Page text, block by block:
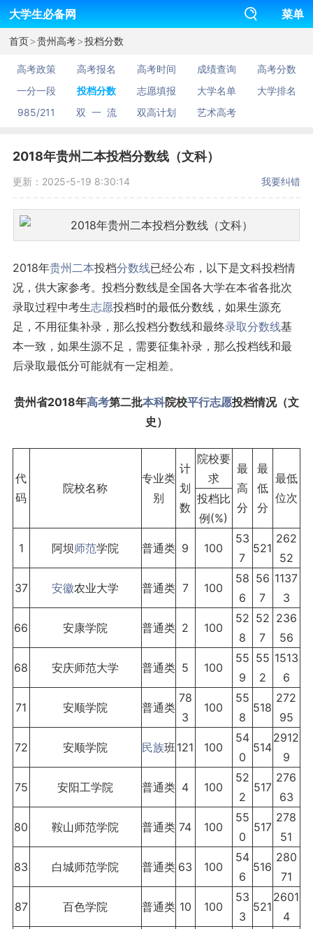
大学生必备网 菜单
首页>贵州高考>投档分数
高考政策 高考报名 高考时间 成绩查询
高考分数
一分一段
投档分数 志愿填报 大学名单
大学排名
985/211
双 一 流 双高计划 艺术高考
2018年贵州二本投档分数线（文科）
更新：2025-5-19 8:30:14 我要纠错
2018年贵州二本投档分数线已经公布，以下是文科投档情
况，供大家参考。投档分数线是全国各大学在本省各批次
录取过程中考生志愿投档时的最低分数线，如果生源充
足，不用征集补录，那么投档分数线和最终录取分数线基
本一致，如果生源不足，需要征集补录，那么投档线和最
后录取最低分可能就有一定相差。
贵州省2018年高考第二批本科院校平行志愿投档情况（文
史）
代
码
院校名称
专业类
别
计
划
数
院校要
求
最
高
分
最
低
分
最低
位次
投档比
例(%)
1 阿坝师范学院 普通类 9 100
53
7
521
262
52
37 安徽农业大学 普通类 7 100
58
6
56
7
1137
3
66 安康学院 普通类 2 100
52
8
52
7
236
56
68 安庆师范大学 普通类 5 100
55
9
55
2
1513
6
71 安顺学院 普通类
78
3
100
55
8
518
272
95
72 安顺学院 民族班121 100
54
0
514
2912
9
75 安阳工学院 普通类 4 100
52
2
517
276
63
80 鞍山师范学院 普通类 74 100
55
0
517
278
51
83 白城师范学院 普通类 63 100
54
6
516
280
71
87 百色学院 普通类 10 100
53
3
521
2601
4